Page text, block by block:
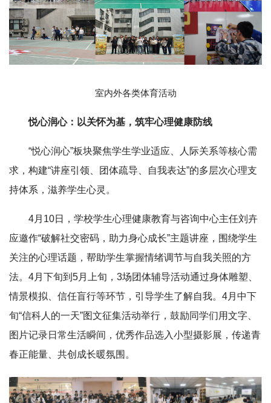
室内外各类体育活动
悦心润心：以关怀为基，筑牢心理健康防线
“悦心润心”板块聚焦学生学业适应、人际关系等核心需
求，构建“讲座引领、团体疏导、自我表达”的多层次心理支
持体系，滋养学生心灵。
4月10日，学校学生心理健康教育与咨询中心主任刘卉
应邀作“破解社交密码，助力身心成长”主题讲座，围绕学生
关注的心理话题，帮助学生掌握情绪调节与自我关照的方
法。4月下旬到5月上旬，3场团体辅导活动通过身体雕塑、
情景模拟、信任盲行等环节，引导学生了解自我。4月中下
旬“信科人的一天”图文征集活动举行，鼓励同学们用文字、
图片记录日常生活瞬间，优秀作品选入小型摄影展，传递青
春正能量、共创成长暖氛围。